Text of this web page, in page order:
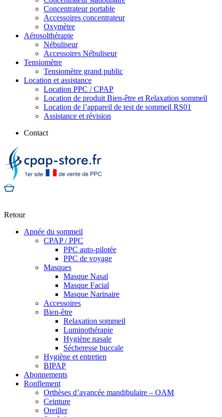
Concentrateur portable
Accessoires concentrateur
Oxymètre
Aérosolthérapie
Nébuliseur
Accessoires Nébuliseur
Tensiomètre
Tensiomètre grand public
Location et assistance
Location PPC / CPAP
Location de produit Bien-être et Relaxation sommeil
Location de l’appareil de test de sommeil RS01
Assistance et révision
Contact
Retour
Apnée du sommeil
CPAP / PPC
PPC auto-pilotée
PPC de voyage
Masques
Masque Nasal
Masque Facial
Masque Narinaire
Accessoires
Bien-être
Relaxation sommeil
Luminothérapie
Hygiène nasale
Sécheresse buccale
Hygiène et entretien
BIPAP
Abonnements
Ronflement
Orthèses d’avancée mandibulaire – OAM
Ceinture
Oreiller